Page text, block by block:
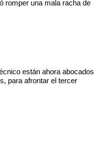
romper una mala racha de
están ahora abocados
para afrontar el tercer